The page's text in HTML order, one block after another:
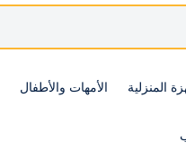
المنزلية الأمهات والأطفال